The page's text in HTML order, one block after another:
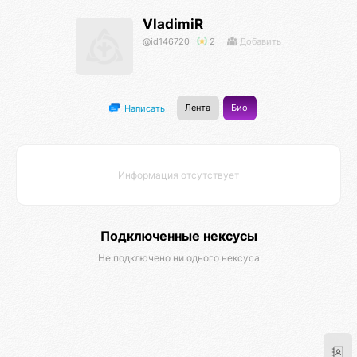
VladimiR
@id146720 2 Добавить
Написать Лента Био
Информация отсутствует
Подключенные нексусы
Не подключено ни одного нексуса